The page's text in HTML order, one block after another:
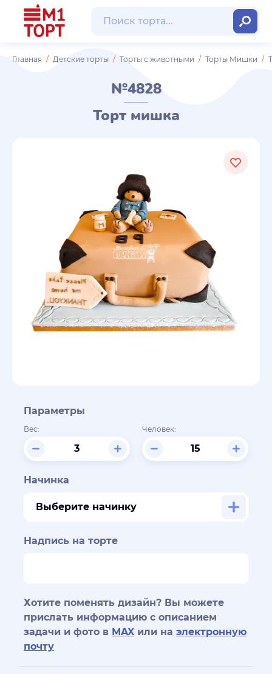
Главная Детские торты Торты с животными Торты Мишки
№4828
Торт мишка
Параметры
Вес: Человек:
Начинка
Выберите начинку
Надпись на торте
Хотите поменять дизайн? Вы можете
прислать информацию с описанием
задачи и фото в MAX или на электронную
почту